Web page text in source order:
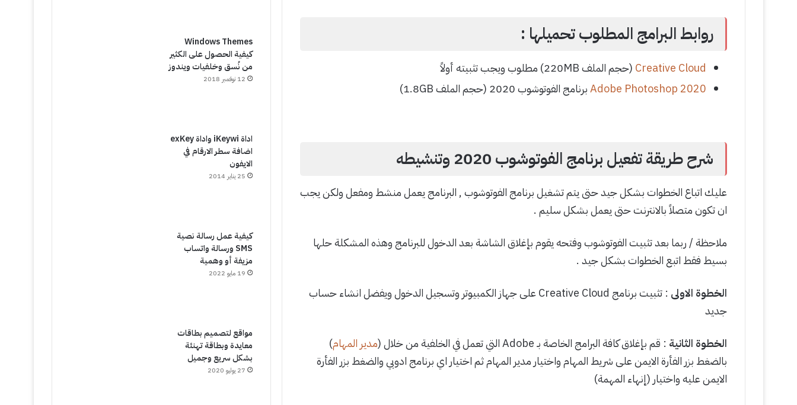
روابط البرامج المطلوب تحميلها :
Creative Cloud (حجم الملف 220MB) مطلوب ويجب تثبيته أولاً
Adobe Photoshop 2020برنامج الفوتوشوب 2020 (حجم الملف 1.8GB)
شرح طريقة تفعيل برنامج الفوتوشوب 2020 وتنشيطه
عليك اتباع الخطوات بشكل جيد حتى يتم تشغيل برنامج الفوتوشوب , البرنامج يعمل منشط ومفعل ولكن يجب
ان تكون متصلاً بالانترنت حتى يعمل بشكل سليم .
ملاحظة / ربما بعد تثبيت الفوتوشوب وفتحه يقوم بإغلاق الشاشة بعد الدخول للبرنامج وهذه المشكلة حلها
بسيط فقط اتبع الخطوات بشكل جيد .
الخطوة الاولى
: تثبيت برنامج Creative Cloud على جهاز الكمبيوتر وتسجيل الدخول ويفضل انشاء حساب
جديد
الخطوة الثانية : قم بإغلاق كافة البرامج الخاصة بـ Adobe التي تعمل في الخلفية من خلال ( مدير المهام)
بالضغط بزر الفأرة الايمن على شريط المهام واختيار مدير المهام ثم اختيار اي برنامج ادوبي والضغط بزر الفأرة
الايمن عليه واختيار (إنهاء المهمة)
Windows Themes
كيفية الحصول على الكثير
من نُسق وخلفيات ويندوز
12 نوفمبر 2018
اداة iKeywi واداة exKey
اضافة سطر الارقام في
الايفون
25 يناير 2014
كيفية عمل رسالة نصية
SMS ورسالة واتساب
مزيفة أو وهمية
19 مايو 2022
مواقع لتصميم بطاقات
معايدة وبطاقة تهنئة
بشكل سريع وجميل
27 يوليو 2020